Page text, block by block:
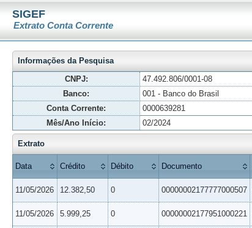
SIGEF
Extrato Conta Corrente
Informações da Pesquisa
CNPJ:
47.492.806/0001-08
Banco:
001 - Banco do Brasil
Conta Corrente:
0000639281
Mês/Ano Início:
02/2024
Extrato
Data Crédito Débito Documento
11/05/2026 12.382,50 0 00000002177777000507
11/05/2026 5.999,25 0 00000002177951000221